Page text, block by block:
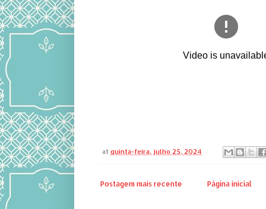
atquinta-feira, julho 25, 2024
Postagem mais recente Página inicial